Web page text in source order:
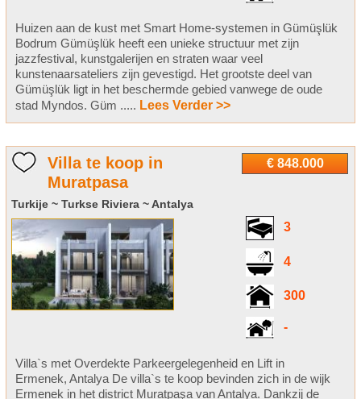
Huizen aan de kust met Smart Home-systemen in Gümüşlük
Bodrum Gümüşlük heeft een unieke structuur met zijn
jazzfestival, kunstgalerijen en straten waar veel
kunstenaarsateliers zijn gevestigd. Het grootste deel van
Gümüşlük ligt in het beschermde gebied vanwege de oude
stad Myndos. Güm ..... Lees Verder >>
€ 848.000
Villa te koop in
Muratpasa
Turkije ~ Turkse Riviera ~ Antalya
3
4
300
-
Villa`s met Overdekte Parkeergelegenheid en Lift in
Ermenek, Antalya De villa`s te koop bevinden zich in de wijk
Ermenek in het district Muratpaşa van Antalya. Dankzij de